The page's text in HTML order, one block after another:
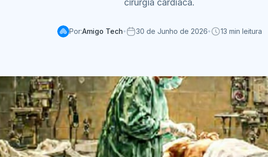
cirurgia cardíaca.
Por:Amigo Tech 30 de Junho de 2026 13 min leitura